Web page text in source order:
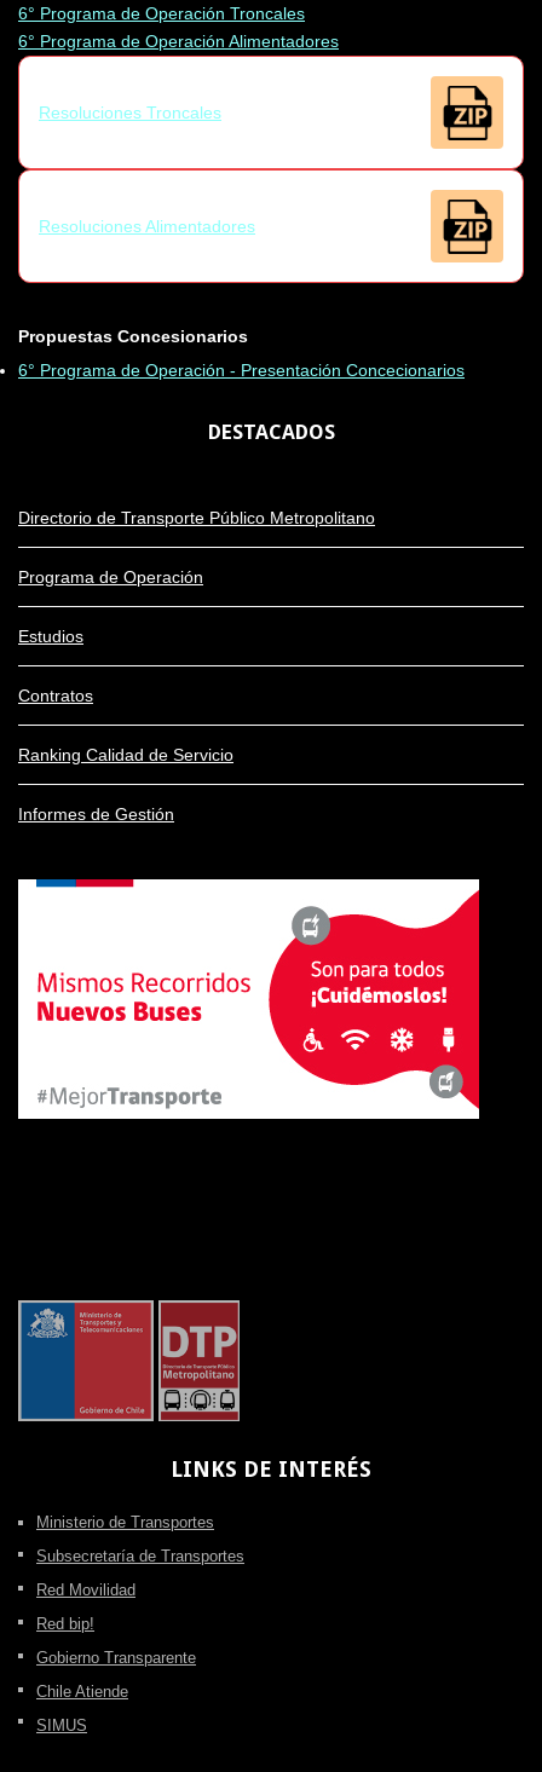
6° Programa de Operación Troncales
6° Programa de Operación Alimentadores
Resoluciones Troncales
Resoluciones Alimentadores
Propuestas Concesionarios
6° Programa de Operación - Presentación Concecionarios
DESTACADOS
Directorio de Transporte Público Metropolitano
Programa de Operación
Estudios
Contratos
Ranking Calidad de Servicio
Informes de Gestión
LINKS DE INTERÉS
Ministerio de Transportes
Subsecretaría de Transportes
Red Movilidad
Red bip!
Gobierno Transparente
Chile Atiende
SIMUS